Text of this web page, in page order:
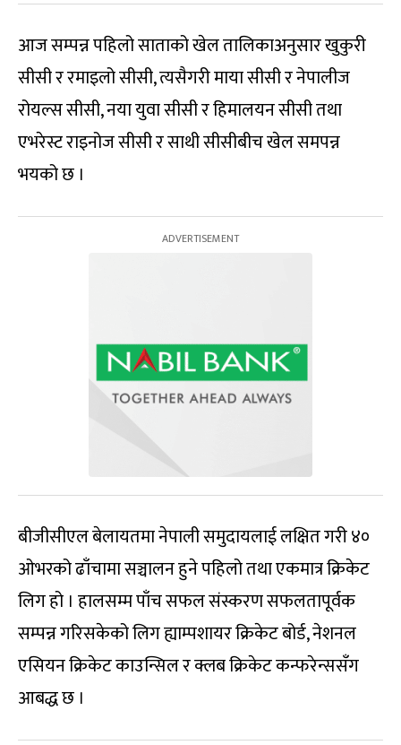
आज सम्पन्न पहिलो साताको खेल तालिकाअनुसार खुकुरी
सीसी र रमाइलो सीसी, त्यसैगरी माया सीसी र नेपालीज
रोयल्स सीसी, नया युवा सीसी र हिमालयन सीसी तथा
एभरेस्ट राइनोज सीसी र साथी सीसीबीच खेल समपन्न
भयको छ ।
बीजीसीएल बेलायतमा नेपाली समुदायलाई लक्षित गरी ४०
ओभरको ढाँचामा सञ्चालन हुने पहिलो तथा एकमात्र क्रिकेट
लिग हो । हालसम्म पाँच सफल संस्करण सफलतापूर्वक
सम्पन्न गरिसकेको लिग ह्याम्पशायर क्रिकेट बोर्ड, नेशनल
एसियन क्रिकेट काउन्सिल र क्लब क्रिकेट कन्फरेन्ससँग
आबद्ध छ ।